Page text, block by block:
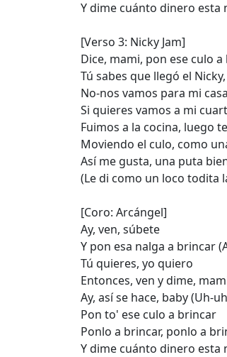
Y dime cuánto dinero esta
[Verso 3: Nicky Jam]
Dice, mami, pon ese culo
Tú sabes que llegó el
No-nos vamos para mi
Si quieres vamos a mi
Fuimos a la cocina, luego
Moviendo el culo, como
Así me gusta, una puta
(Le di como un loco todita
[Coro: Arcángel]
Ay, ven, súbete
Y pon esa nalga a brincar
Tú quieres, yo quiero
Entonces, ven y dime,
Ay, así se hace, baby (Uh-
Pon to' ese culo a brincar
Ponlo a brincar, ponlo a
Y dime cuánto dinero esta